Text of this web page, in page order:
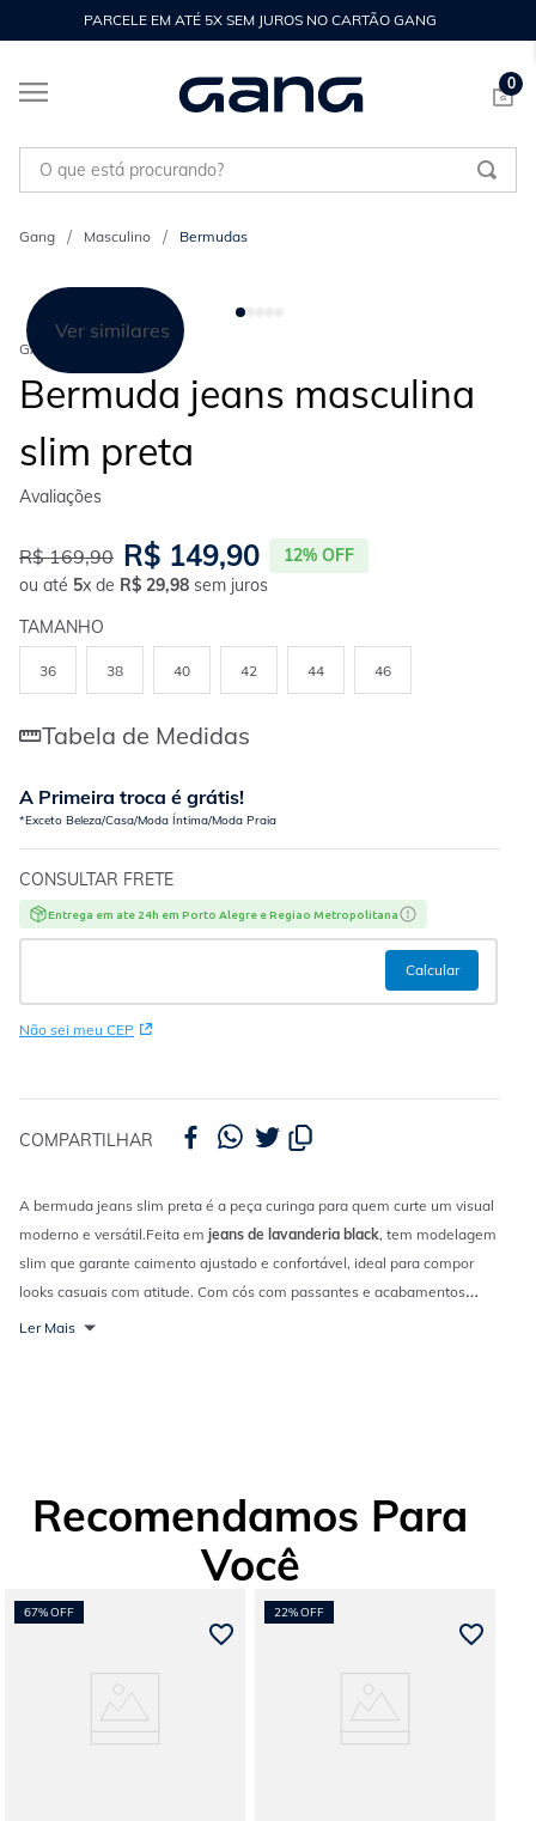
PARCELE EM ATÉ 5X SEM JUROS NO CARTÃO GANG
0
O que está procurando?
Masculino Bermudas
Ver similares
GANG
Bermuda jeans masculina
slim preta
R$ 169,90 R$ 149,90 12% OFF
ou até 5x de R$ 29,98 sem juros
TAMANHO
36 38 40 42 44 46
Tabela de Medidas
A Primeira troca é grátis!
*Exceto Beleza/Casa/Moda Íntima/Moda Praia
CONSULTAR FRETE
Entrega em ate 24h em Porto Alegre e Regiao Metropolitana
Não sei meu CEP
COMPARTILHAR
A bermuda jeans slim preta é a peça curinga para quem curte um visual
moderno e versátil.Feita em jeans de lavanderia black, tem modelagem
slim que garante caimento ajustado e confortável, ideal para compor
looks casuais com atitude. Com cós com passantes e acabamentos
simples, ela é básica na medida certa, perfeita para usar do dia a dia ao
Ler Mais
Recomendamos Para
Você
67%OFF 22%OFF